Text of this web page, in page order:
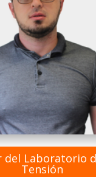
del Laboratorio
Tensión